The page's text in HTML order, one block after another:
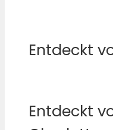
Entdeckt
Entdeckt